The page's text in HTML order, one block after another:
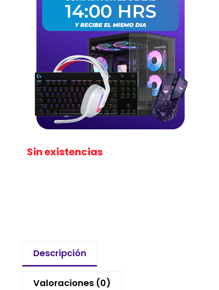
Sin existencias
Descripción
Valoraciones (0)